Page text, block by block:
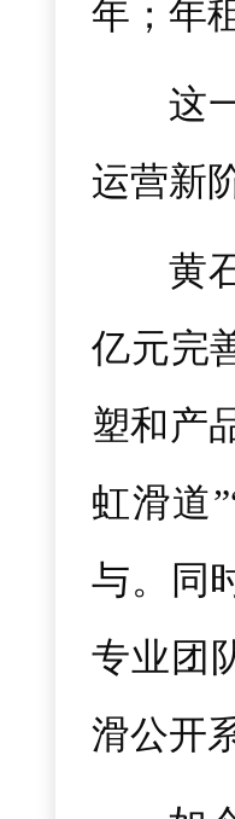
年；年
这
运营新
黄
亿元完
塑和产
虹滑道
与。同
专业团
滑公开